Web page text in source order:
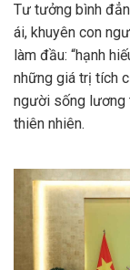
Tư tưởng bình
ái, khuyên con
làm đầu: “hạnh
những giá trị tích
người sống lương
thiên nhiên.